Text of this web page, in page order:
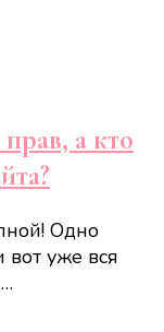
а кто
Одно
уже вся